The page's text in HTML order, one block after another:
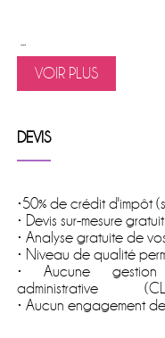
VOIR PLUS
DEVIS
•50% de crédit d'impôt
• Devis sur-mesure
• Analyse gratuite de
• Niveau de qualité
• Aucune
administrative
• Aucun engagement